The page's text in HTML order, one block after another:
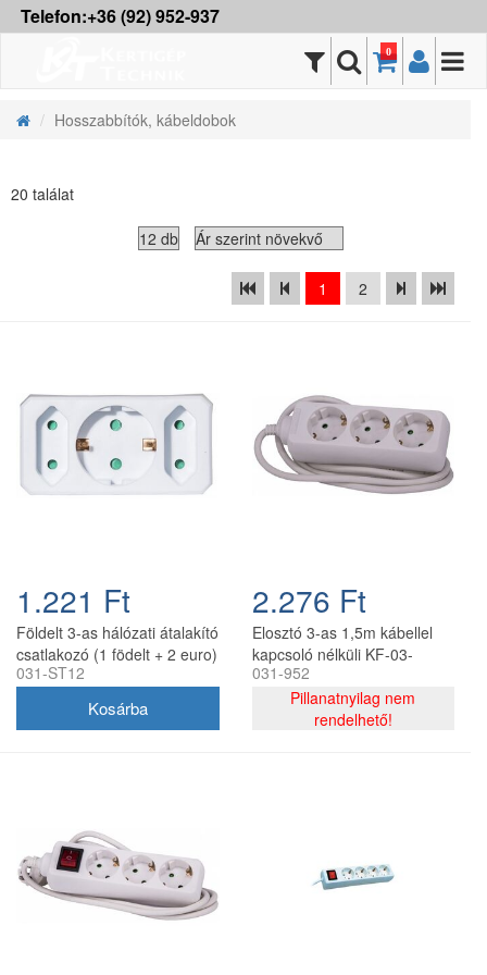
Telefon:+36 (92) 952-937
0
Hosszabbítók, kábeldobok
20 találat
1 2
1.221 Ft
Földelt 3-as hálózati átalakító
csatlakozó (1 födelt + 2 euro)
031-ST12
2.276 Ft
Elosztó 3-as 1,5m kábellel
kapcsoló nélküli KF-03-
1,5m/SE-315
031-952
Pillanatnyilag nem
rendelhető!